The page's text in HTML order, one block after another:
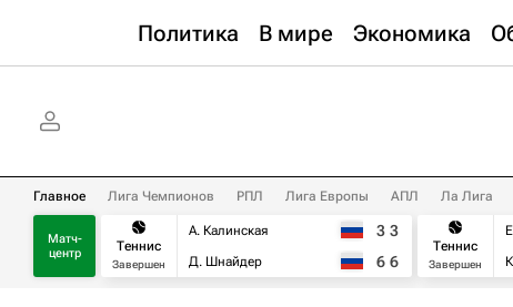
Политика В мире Экономика
Главное Лига Чемпионов РПЛ Лига Европы АПЛ Ла Лига
Матч-
центр
Теннис
Завершен
А. Калинская
Д. Шнайдер
3 3
6 6
Теннис
Завершен